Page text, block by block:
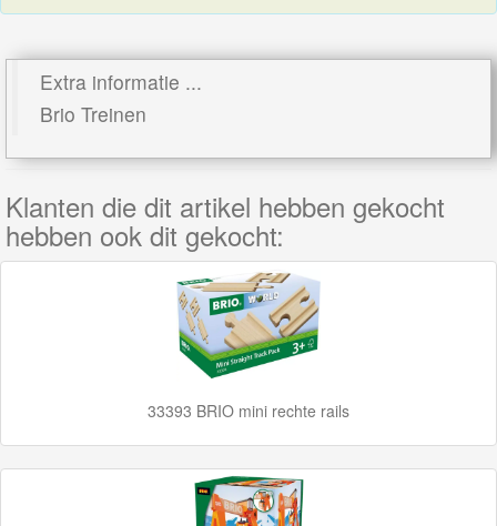
World
Treinen
Marklin
Start-
Up
Treinen
Thomas
Along
Extra informatie ...
Brio Treinen
Klanten die dit artikel hebben gekocht
hebben ook dit gekocht:
33393 BRIO mini rechte rails